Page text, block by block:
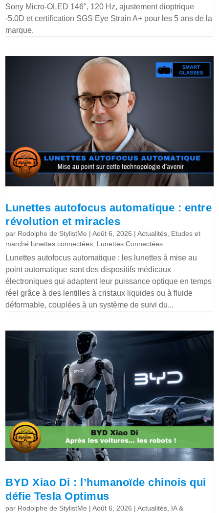
Sony Micro-OLED 146″, 120 Hz, ajustement dioptrique
-5.0D et certification SGS Eye Strain A+ pour les 5 ans de la
marque.
Lunettes autofocus automatique : entre
révolution et miracles
par Rodolphe de StylistMe |Août 6, 2026 |Actualités, Etudes et
marché lunettes connectées, Lunettes Connectées
Lunettes autofocus automatique : les lunettes à mise au
point automatique sont des dispositifs médicaux
électroniques qui adaptent leur puissance optique en temps
réel grâce à des lentilles à cristaux liquides ou à fluide
déformable, couplées à un système de suivi du...
BYD Xiao Di : l’humanoïde chinois qui
défie Tesla Optimus
par Rodolphe de StylistMe |Août 6, 2026 |Actualités, IA &